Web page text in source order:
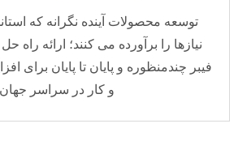
توسعه محصولات آینده نگرانه که
نیازها را برآورده می کنند؛ ارائه
فیبر چندمنظوره و پایان تا پایان
و کار در سراسر